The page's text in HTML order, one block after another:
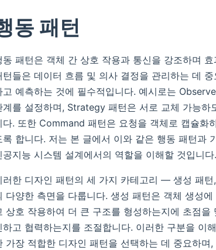
동 패턴
동 패턴은 객체 간 상호 작용과 통신을 강조하며
턴들은 데이터 흐름 및 의사 결정을 관리하는 데
고 예측하는 것에 필수적입니다. 예시로는
계를 설정하며, Strategy 패턴은 서로 교체 가능
다. 또한 Command 패턴은 요청을 객체로 캡슐화
록 합니다. 저는 본 글에서 이와 같은 행동 패턴과
공지능 시스템 설계에서의 역할을 이해할 것입니다.
러한 디자인 패턴의 세 가지 카테고리 — 생성 패
다양한 측면을 다룹니다. 생성 패턴은 객체 생성
상호 작용하여 더 큰 구조를 형성하는지에 초점
하고 협력하는지를 조절합니다. 이러한 구분을 이
가장 적합한 디자인 패턴을 선택하는 데 중요하